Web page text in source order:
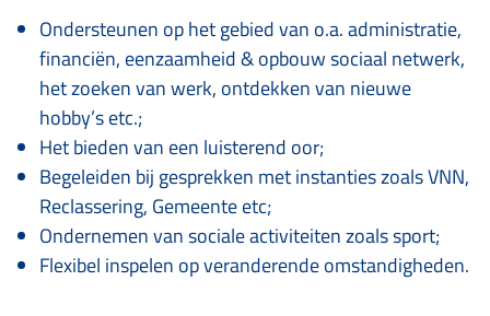
Ondersteunen op het gebied van o.a. administratie,
financiën, eenzaamheid & opbouw sociaal netwerk,
het zoeken van werk, ontdekken van nieuwe
hobby’s etc.;
Het bieden van een luisterend oor;
Begeleiden bij gesprekken met instanties zoals VNN,
Reclassering, Gemeente etc;
Ondernemen van sociale activiteiten zoals sport;
Flexibel inspelen op veranderende omstandigheden.